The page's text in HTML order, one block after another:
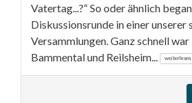
Vatertag...?“ So oder ähnlich
Diskussionsrunde in einer unserer
Versammlungen. Ganz schnell
Bammental und Reilsheim...
weiterlesen